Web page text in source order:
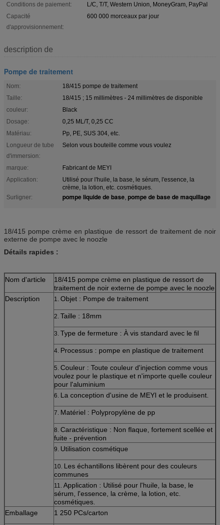
Conditions de paiement:
L/C, T/T, Western Union, MoneyGram, PayPal
Capacité
d'approvisionnement:
600 000 morceaux par jour
description de
Pompe de traitement
Nom:
18/415 pompe de traitement
Taille:
18/415 ; 15 millimètres - 24 millimètres de disponible
couleur:
Black
Dosage:
0,25 ML/T, 0,25 CC
Matériau:
Pp, PE, SUS 304, etc.
Longueur de tube
d'immersion:
Selon vous bouteille comme vous voulez
marque:
Fabricant de MEYI
Application:
Utilisé pour l'huile, la base, le sérum, l'essence, la
crème, la lotion, etc. cosmétiques.
Surligner:
pompe liquide de base, pompe de base de maquillage
18/415 pompe crème en plastique de ressort de traitement de noir
externe de pompe avec le noozle
Détails rapides :
Nom d'article
18/415 pompe crème en plastique de ressort de
traitement de noir externe de pompe avec le noozle
Description
1. Objet : Pompe de traitement
2. Taille : 18mm
3. Type de fermeture : À vis standard avec le fil
4. Processus : pompe en plastique de traitement
5. Couleur : Toute couleur d'injection comme vous
voulez pour le plastique et n'importe quelle couleur
pour l'aluminium
6. La conception d'usine de MEYI et le produisent.
7. Matériel : Polypropylène de pp
8. Caractéristique : Non flaque, fortement scellée et
fuite - prévention
9. Utilisation cosmétique
10. Les échantillons libèrent pour des couleurs
communes
11. Application : Utilisé pour l'huile, la base, le
sérum, l'essence, la crème, la lotion, etc.
cosmétiques.
Emballage
1 250 PCs/carton